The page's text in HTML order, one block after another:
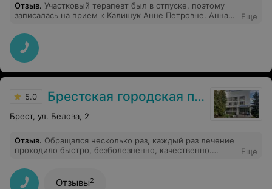
Отзыв. Участковый терапевт был в отпуске, поэтому
записалась на прием к Калишук Анне Петровне. Анна
решении моего вопроса. Очень отзывчивый доктор.
Спасибо, Анна Петровна за Ваше внимание и
профессионализм.
Еще
5.0 Брестская городская поликлиника №2
Брест, ул. Белова, 2
Отзыв. Обращался несколько раз, каждый раз лечение
проходило быстро, безболезненно, качественно.
Еще
Отзывы2